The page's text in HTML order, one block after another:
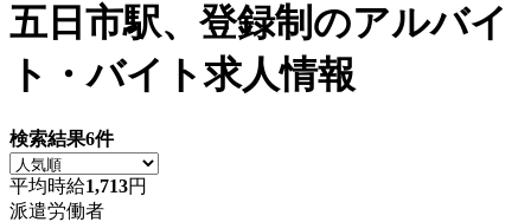
五日市駅、登録制 のアルバイ
ト・バイト求人情報
検索結果6件
平均時給1,713円
派遣労働者